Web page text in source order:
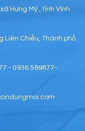
Hưng Mỹ , tỉnh Vĩnh
Liên Chiểu, Thành phố
- 0936.589877-